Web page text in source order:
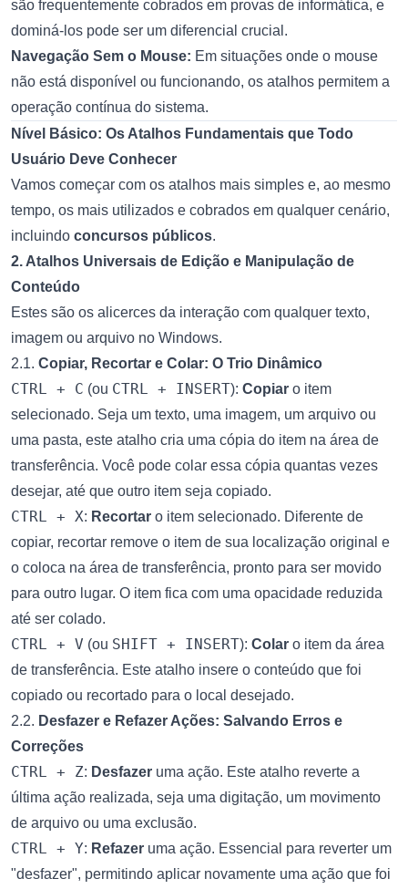
são frequentemente cobrados em provas de informática, e
dominá-los pode ser um diferencial crucial.
Navegação Sem o Mouse: Em situações onde o mouse
não está disponível ou funcionando, os atalhos permitem a
operação contínua do sistema.
Nível Básico: Os Atalhos Fundamentais que Todo
Usuário Deve Conhecer
Vamos começar com os atalhos mais simples e, ao mesmo
tempo, os mais utilizados e cobrados em qualquer cenário,
incluindo concursos públicos.
2. Atalhos Universais de Edição e Manipulação de
Conteúdo
Estes são os alicerces da interação com qualquer texto,
imagem ou arquivo no Windows.
2.1. Copiar, Recortar e Colar: O Trio Dinâmico
CTRL + C (ou CTRL + INSERT): Copiar o item
selecionado. Seja um texto, uma imagem, um arquivo ou
uma pasta, este atalho cria uma cópia do item na área de
transferência. Você pode colar essa cópia quantas vezes
desejar, até que outro item seja copiado.
CTRL + X: Recortar o item selecionado. Diferente de
copiar, recortar remove o item de sua localização original e
o coloca na área de transferência, pronto para ser movido
para outro lugar. O item fica com uma opacidade reduzida
até ser colado.
CTRL + V (ou SHIFT + INSERT): Colar o item da área
de transferência. Este atalho insere o conteúdo que foi
copiado ou recortado para o local desejado.
2.2. Desfazer e Refazer Ações: Salvando Erros e
Correções
CTRL + Z: Desfazer uma ação. Este atalho reverte a
última ação realizada, seja uma digitação, um movimento
de arquivo ou uma exclusão.
CTRL + Y: Refazer uma ação. Essencial para reverter um
"desfazer", permitindo aplicar novamente uma ação que foi